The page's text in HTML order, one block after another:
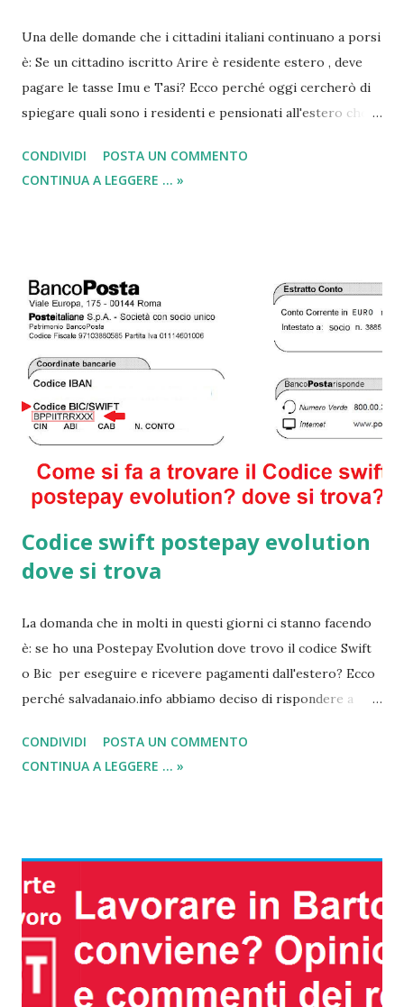
Una delle domande che i cittadini italiani continuano a porsi
è: Se un cittadino iscritto Arire è residente estero , deve
pagare le tasse Imu e Tasi? Ecco perché oggi cercherò di
spiegare quali sono i residenti e pensionati all'estero che
pagamento delle tasse . Ciò che bisogna sapere
principalmente è che ad essere esenti sono tutti gli
iscritti all’Aire , già pensionati ed aventi una casa di
proprietà, ma al contempo non affittata o proposta con un
contratto di comodato d’uso; possono richiedere l’
esonero dal pagamento Imu . Questo accade perché
secondo lo Stato italiano, se si pensionati in Italia, ma non si
risiede più nel proprio paese non è giusto considerare un
bene come l’immobile di proprietà un bene principale.
CONDIVIDI
POSTA UN COMMENTO
CONTINUA A LEGGERE ... »
Codice swift postepay evolution
dove si trova
La domanda che in molti in questi giorni ci stanno facendo
è: se ho una Postepay Evolution dove trovo il codice Swift
o Bic per eseguire e ricevere pagamenti dall'estero? Ecco
perché salvadanaio.info abbiamo deciso di rispondere a
finalmente capire dove reperire il Codice swift postepay
evolution e di conseguenza continuare il proprio business
Infatti, visto che per effettuare bonifici o ricevere soldi da
altri paesi serve questo codice , perché non creare una
guida dettagliata da seguire? Come tutti sappiamo la carta
postepay evolution è la nuova versione offerte dalle poste
italiane rispetto alla classica postepay . Questa evoluta
carta conto prepagata, consente alla gente di utilizzarla
CONDIVIDI
POSTA UN COMMENTO
CONTINUA A LEGGERE ... »